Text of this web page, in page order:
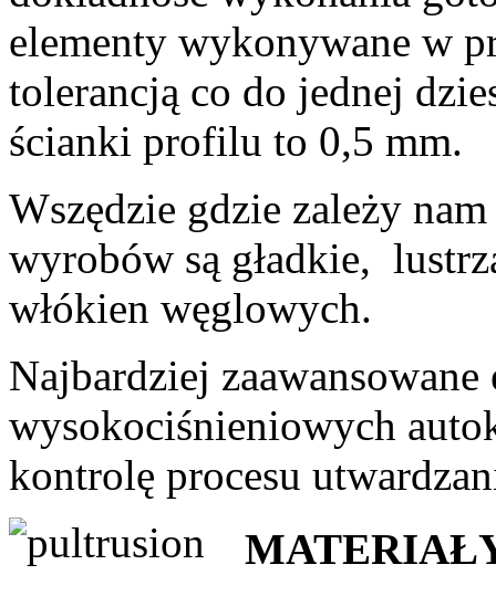
elementy wykonywane w
tolerancją co do jednej
ścianki profilu to 0,5 mm.
Wszędzie gdzie zależy
wyrobów są gładkie,
włókien węglowych.
Najbardziej
wysokociśnieniowych
kontrolę procesu